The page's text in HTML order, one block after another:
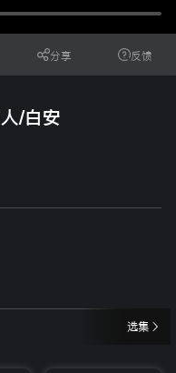
分享 反馈
/白安
选集